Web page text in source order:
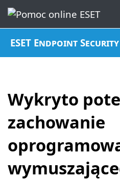
ESET Endpoint
Wykryto
zachowanie